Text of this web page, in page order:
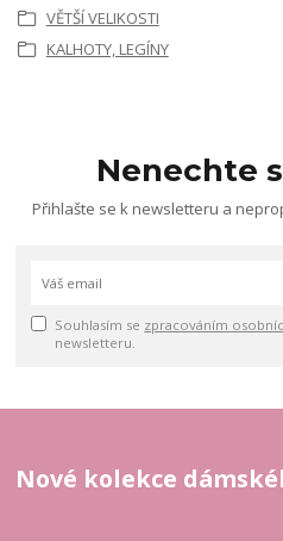
VĚTŠÍ VELIKOSTI
KALHOTY, LEGÍNY
Nenechte
Přihlašte se k newsletteru a
Souhlasím se zpracováním
newsletteru.
Nové kolekce